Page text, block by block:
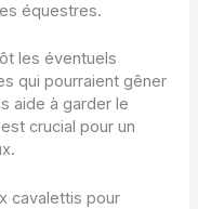
équestres.
les éventuels
qui pourraient gêner
aide à garder le
crucial pour un
cavalettis pour